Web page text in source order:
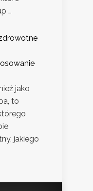
…
jako
to
jakiego